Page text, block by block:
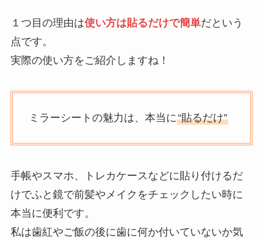
１つ目の理由は使い方は貼るだけで簡単だという
点です。
実際の使い方をご紹介しますね！
ミラーシートの魅力は、本当に“貼るだけ”
手帳やスマホ、トレカケースなどに貼り付けるだ
けでふと鏡で前髪やメイクをチェックしたい時に
本当に便利です。
私は歯紅やご飯の後に歯に何か付いていないか気